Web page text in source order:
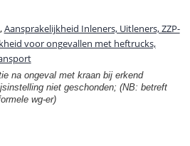
,Aansprakelijkheid Inleners, Uitleners, ZZP-
voor ongevallen met heftrucks,
na ongeval met kraan bij erkend
niet geschonden; (NB: betreft
wg-er)